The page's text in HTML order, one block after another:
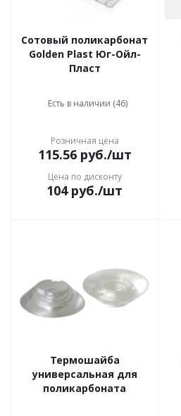
Сотовый поликарбонат
Golden Plast Юг-Ойл-
Пласт
Есть в наличии (46)
Розничная цена
115.56руб./шт
Цена по дисконту
104руб./шт
Термошайба
универсальная для
поликарбоната